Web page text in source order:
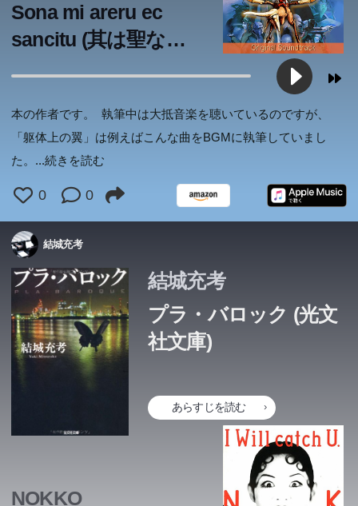
Sona mi areru ec
sancitu (其は聖なる
本の作者です。 執筆中は大抵音楽を聴いているのですが、
「躯体上の翼」は例えばこんな曲をBGMに執筆していまし
た。 ...続きを読む
0 0
結城充考
結城充考
プラ・バロック (光文
社文庫)
あらすじを読む
NOKKO